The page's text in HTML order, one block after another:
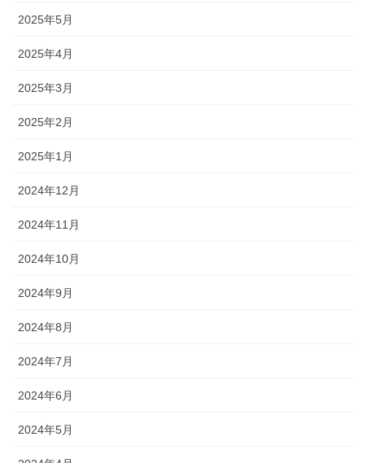
2025年5月
2025年4月
2025年3月
2025年2月
2025年1月
2024年12月
2024年11月
2024年10月
2024年9月
2024年8月
2024年7月
2024年6月
2024年5月